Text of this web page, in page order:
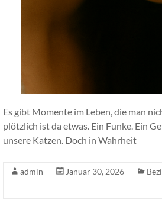
Es gibt Momente im Leben, die man
plötzlich ist da etwas. Ein Funke. Ein
unsere Katzen. Doch in Wahrheit
admin Januar 30, 2026